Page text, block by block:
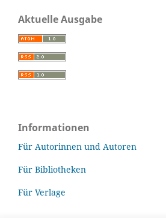
Aktuelle Ausgabe
Informationen
Für Autorinnen und Autoren
Für Bibliotheken
Für Verlage